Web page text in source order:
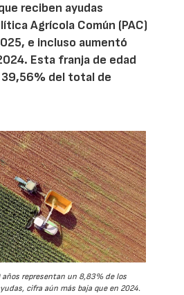
reciben ayudas
Agrícola Común (PAC)
e incluso aumentó
Esta franja de edad
del total de
años representan un 8,83% de los
cifra aún más baja que en 2024.